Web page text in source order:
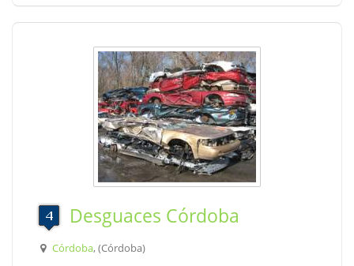
Desguaces Córdoba
Córdoba, (Córdoba)